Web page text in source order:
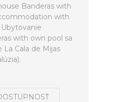
Banderas with
with
with own pool sa
Cala de Mijas